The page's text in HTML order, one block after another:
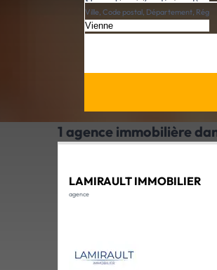
Nom du pro (optionnel)
Ville, Code postal, Département, Région
1 agence immobilière
LAMIRAULT IMMOBILIER
agence